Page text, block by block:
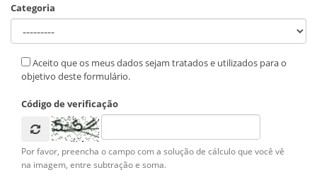
Categoria
Aceito que os meus dados sejam tratados e utilizados para o
objetivo deste formulário.
Código de verificação
Por favor, preencha o campo com a solução de cálculo que você vê
na imagem, entre subtração e soma.